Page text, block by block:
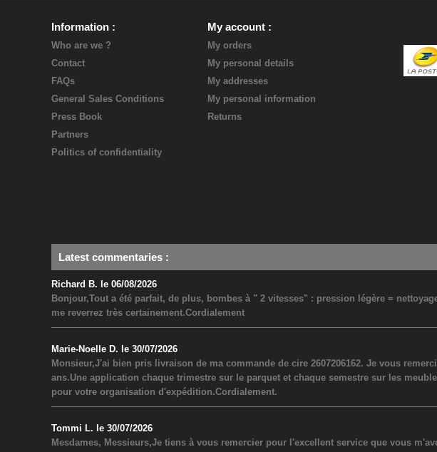
Information
Who are we ?
Contact
FAQs
General Sales Conditions
Press Book
Partners
Politics of confidentiality
My account
My orders
My personal details
My addresses
My personal information
Returns
Latest commentaries :
Richard B. le 06/08/2026
Bonjour,Tout a été parfait, de plus, bombes à " 2 vitesses" : pression légère =
me reverrez très certainement.Cordialement
Marie-Noelle D. le 30/07/2026
Monsieur,J'ai bien pris livraison de ma commande de cire 2607206162. Je vous
ans.Une application chaque trimestre sur le parquet et chaque semestre sur les
pour votre organisation d'expédition.Cordialement.
Tommi L. le 30/07/2026
Mesdames, Messieurs,Je tiens à vous remercier pour l'excellent service que vous